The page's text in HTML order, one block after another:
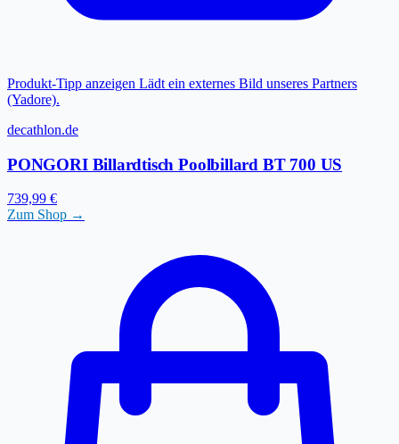
Produkt-Tipp anzeigen Lädt ein externes Bild unseres Partners
(Yadore).
decathlon.de
PONGORI Billardtisch Poolbillard BT 700 US
739,99 €
Zum Shop →